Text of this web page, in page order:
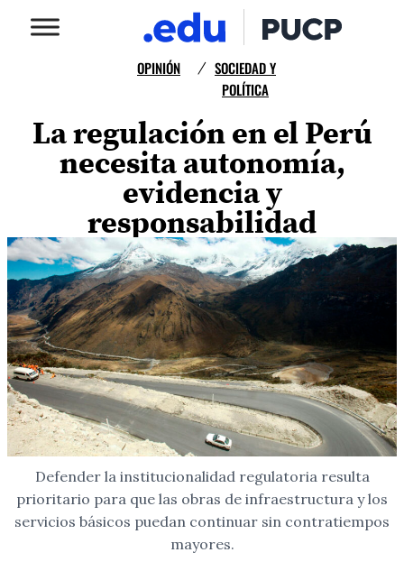
OPINIÓN / SOCIEDAD Y
POLÍTICA
La regulación en el Perú
necesita autonomía,
evidencia y
responsabilidad
Defender la institucionalidad regulatoria resulta
prioritario para que las obras de infraestructura y los
servicios básicos puedan continuar sin contratiempos
mayores.